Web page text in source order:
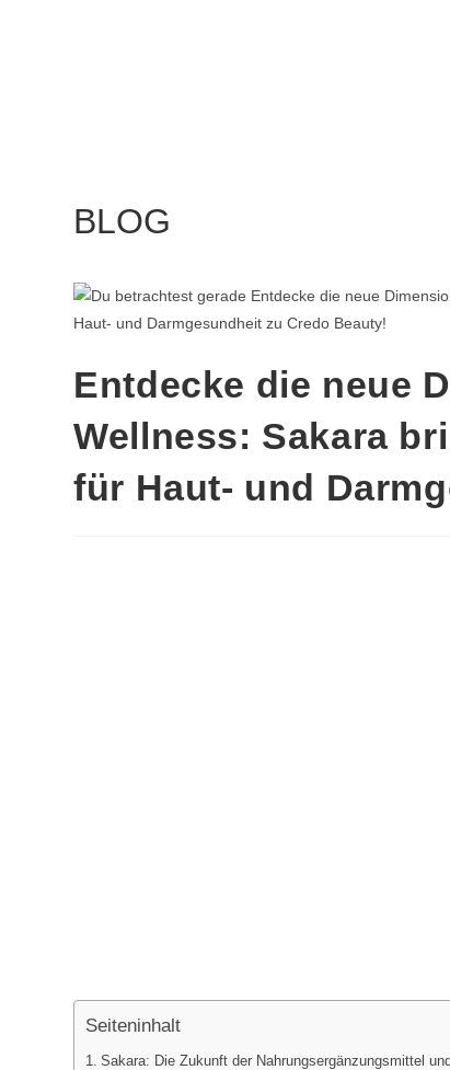
BLOG
Entdecke die neue
Wellness: Sakara
für Haut- und
Seiteninhalt
Sakara: Die Zukunft der Nahrungsergänzungsmittel